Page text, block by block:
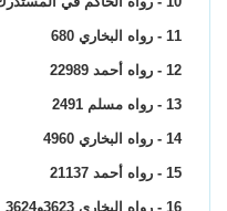
11 - رواه البخاري 680
12 - رواه أحمد 22989
13 - رواه مسلم 2491
14 - رواه البخاري 4960
15 - رواه أحمد 21137
16 - رواه البخاري 3623و3624